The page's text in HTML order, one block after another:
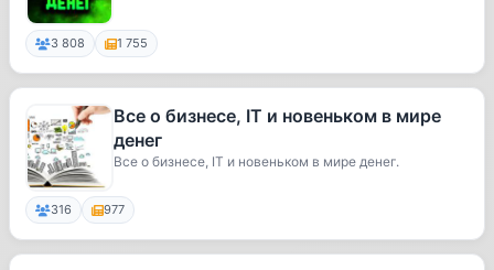
3 808 1 755
Все о бизнесе, IT и новеньком в мире
денег
Все о бизнесе, IT и новеньком в мире денег.
316 977